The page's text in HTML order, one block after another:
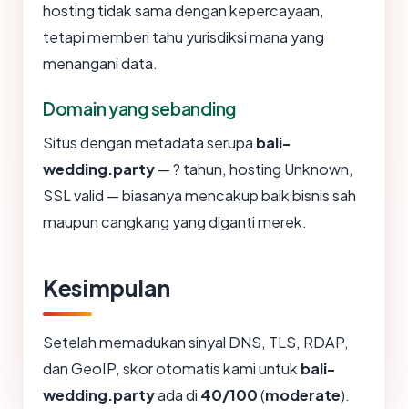
hosting tidak sama dengan kepercayaan,
tetapi memberi tahu yurisdiksi mana yang
menangani data.
Domain yang sebanding
Situs dengan metadata serupa bali-
wedding.party— ? tahun, hosting Unknown,
SSL valid — biasanya mencakup baik bisnis sah
maupun cangkang yang diganti merek.
Kesimpulan
Setelah memadukan sinyal DNS, TLS, RDAP,
dan GeoIP, skor otomatis kami untuk bali-
wedding.partyada di 40/100(moderate).